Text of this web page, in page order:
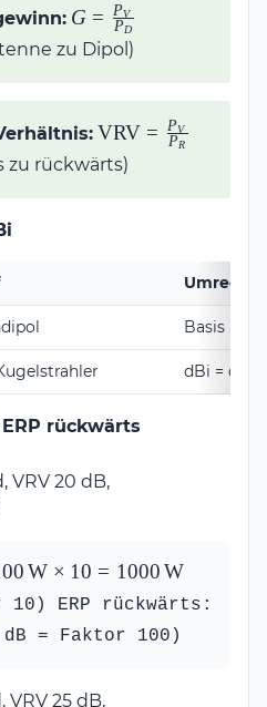
G =
\frac{P_V}
{P_D}
G = PD
PV
zu Dipol)
\text{VRV}
=
\frac{P_V}
VRV = PR
PV
zu rückwärts)
Basis
dBi = dBd
ERP rückwärts
VRV 20 dB,
10 =
1000\,\text{W}
W × 10 = 1000W
= Faktor 100)
VRV 25 dB,